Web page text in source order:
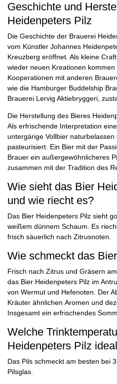
Geschichte und
Heidenpeters Pilz
Die Geschichte der Brauerei
vom Künstler Johannes
Kreuzberg eröffnet. Als kleine
wieder neuen Kreationen
Kooperationen mit anderen
wie die Hamburger Buddelship
Brauerei Lervig Aktiebryggeri,
Die Herstellung des Bieres
Als erfrischende Interpretation
untergärige Vollbier
pasteurisiert. Ein Bier mit der
Brauer ein außergewöhnlicheres
zusammen mit der Tradition des
Wie sieht das Bier
und wie riecht es?
Das Bier Heidenpeters Pilz sieht
weißem dünnem Schaum. Es
frisch säuerlich nach Zitrusnoten.
Wie schmeckt das
Frisch nach Zitrus und Gräsern
das Bier Heidenpeters Pilz im
von Wermut und Hefenoten. Der
Kräuter ähnlichen Aromen und
Insgesamt ein erfrischendes
Welche
Heidenpeters Pilz
Das Pils schmeckt am besten bei
Pilsglas.